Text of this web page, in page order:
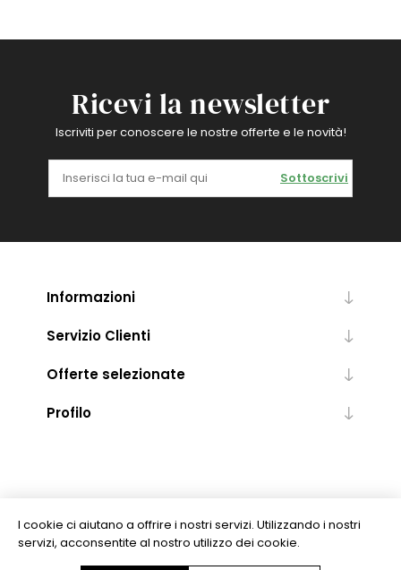
Ricevi la newsletter
Iscriviti per conoscere le nostre offerte e le novità!
Sottoscrivi
Informazioni
Servizio Clienti
Offerte selezionate
Profilo
I cookie ci aiutano a offrire i nostri servizi. Utilizzando i nostri
servizi, acconsentite al nostro utilizzo dei cookie.